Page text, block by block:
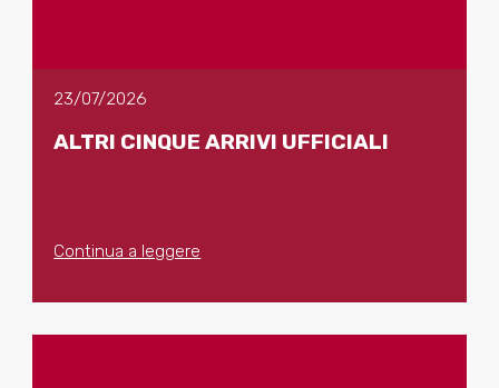
23/07/2026
ALTRI CINQUE ARRIVI UFFICIALI
Continua a leggere